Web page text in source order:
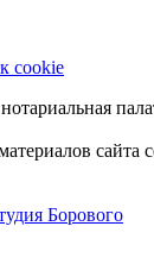
cookie
сайта
Борового